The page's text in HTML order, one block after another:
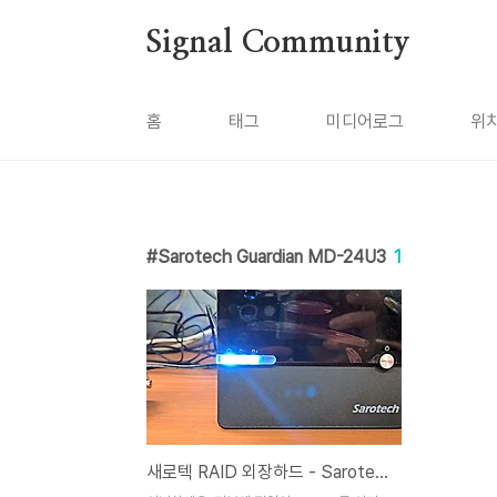
Signal Community
홈 태그 미디어로그 위
Sarotech Guardian MD-24U3 1
새로텍 RAID 외장하드 - Sarotech Guardian MD-24U3